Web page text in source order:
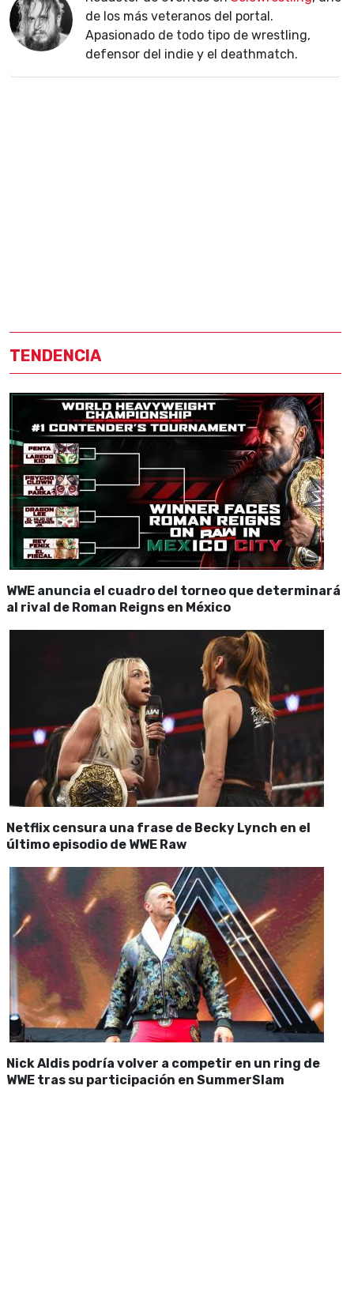
de los más veteranos del portal.
Apasionado de todo tipo de wrestling,
defensor del indie y el deathmatch.
TENDENCIA
WWE anuncia el cuadro del torneo que determinará
al rival de Roman Reigns en México
Netflix censura una frase de Becky Lynch en el
último episodio de WWE Raw
Nick Aldis podría volver a competir en un ring de
WWE tras su participación en SummerSlam